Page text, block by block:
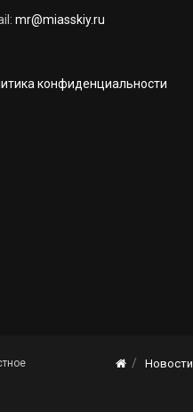
mr@miasskiy.ru
конфиденциальности
Новости